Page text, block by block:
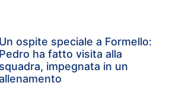
Un ospite speciale a Formello:
Pedro ha fatto visita alla
squadra, impegnata in un